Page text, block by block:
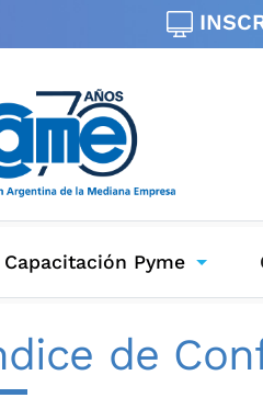
Capacitación Pyme
de